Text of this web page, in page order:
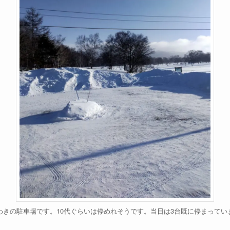
きの駐車場です。10代ぐらいは停めれそうです。当日は3台既に停まってい